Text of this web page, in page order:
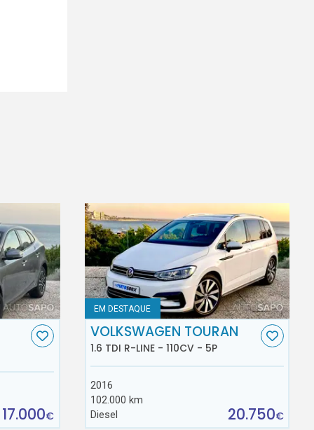
17.000€
EM DESTAQUE
VOLKSWAGEN TOURAN
1.6 TDI R-LINE - 110CV - 5P
2016
102.000 km
Diesel
20.750€